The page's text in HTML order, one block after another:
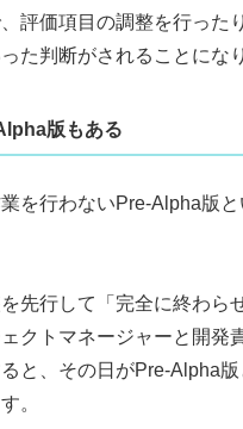
評価項目の調整を行った
た判断がされることにな
版もある
を行わないPre-Alpha版
先行して「完全に終わら
クトマネージャーと開発
と、その日がPre-Alpha
。